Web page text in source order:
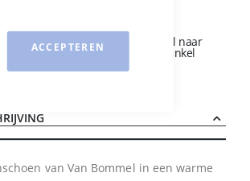
ACCEPTEREN
dit product?
(0)184 - 412 135of stuur een e-mail naar
of bezoek onze winkel
van Van Bommel in een warme